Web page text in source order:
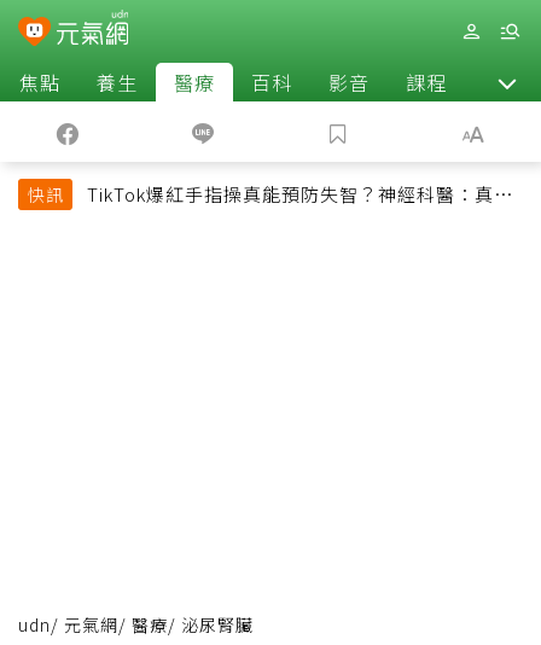
焦點 養生 醫療 百科 影音 課程 退休
快訊
TikTok爆紅手指操真能預防失智？神經科醫：真正
udn/ 元氣網/ 醫療/ 泌尿腎臟